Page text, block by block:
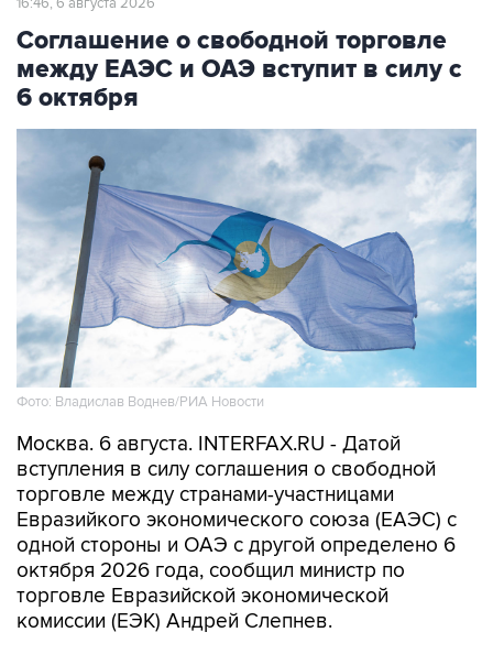
16:46, 6 августа 2026
Соглашение о свободной торговле
между ЕАЭС и ОАЭ вступит в силу с
6 октября
Фото: Владислав Воднев/РИА Новости
Москва. 6 августа. INTERFAX.RU - Датой
вступления в силу соглашения о свободной
торговле между странами-участницами
Евразийкого экономического союза (ЕАЭС) с
одной стороны и ОАЭ с другой определено 6
октября 2026 года, сообщил министр по
торговле Евразийской экономической
комиссии (ЕЭК) Андрей Слепнев.